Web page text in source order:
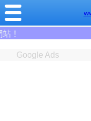
Google Ads